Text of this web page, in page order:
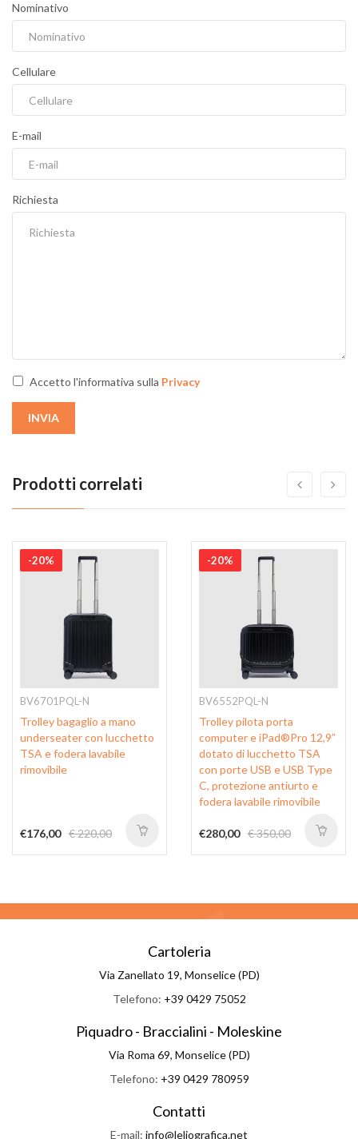
Nominativo
Cellulare
E-mail
Richiesta
Accetto l'informativa sulla Privacy
INVIA
Prodotti correlati
-20%
BV6701PQL-N
Trolley bagaglio a mano
underseater con lucchetto
TSA e fodera lavabile
rimovibile
€176,00 € 220,00
-20%
BV6552PQL-N
Trolley pilota porta
computer e iPad®Pro 12,9”
dotato di lucchetto TSA
con porte USB e USB Type
C, protezione antiurto e
fodera lavabile rimovibile
€280,00 € 350,00
Cartoleria
Via Zanellato 19, Monselice (PD)
Telefono: +39 0429 75052
Piquadro - Braccialini - Moleskine
Via Roma 69, Monselice (PD)
Telefono: +39 0429 780959
Contatti
E-mail: info@leliografica.net